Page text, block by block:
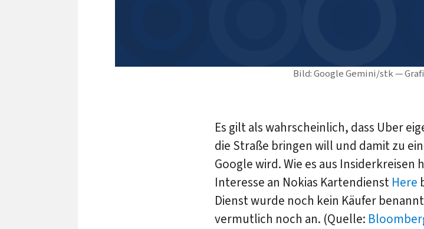
Bild: Google Gemini/stk —
Es gilt als wahrscheinlich, dass Uber
die Straße bringen will und damit zu
Google wird. Wie es aus Insiderkreisen
Interesse an Nokias Kartendienst Here
Dienst wurde noch kein Käufer
vermutlich noch an. (Quelle: